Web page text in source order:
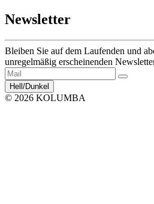
Newsletter
Bleiben Sie auf dem Laufenden und
unregelmäßig erscheinenden
Hell/Dunkel
© 2026 KOLUMBA